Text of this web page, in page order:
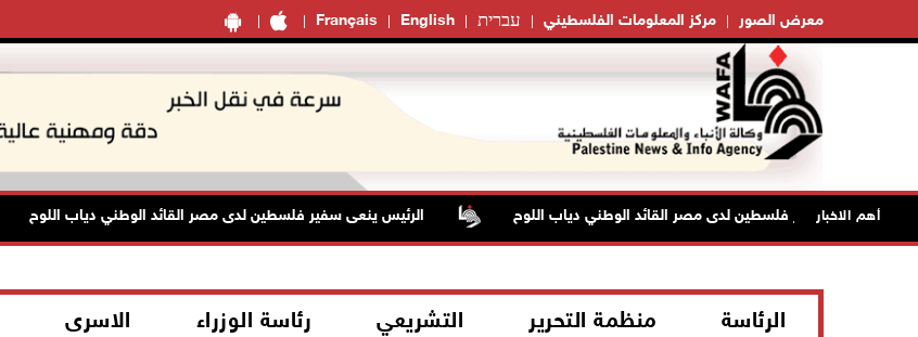
Français English עברית مركز المعلومات الفلسطيني معرض الصور
أهم الاخبار
وفاة سفير فلسطين لدى مصر القائد الوطني دياب اللوح الرئيس ينعى سفير فلسطين لدى مصر القائد الوطني دياب اللوح
الرئاسة منظمة التحرير التشريعي رئاسة الوزراء الاسرى